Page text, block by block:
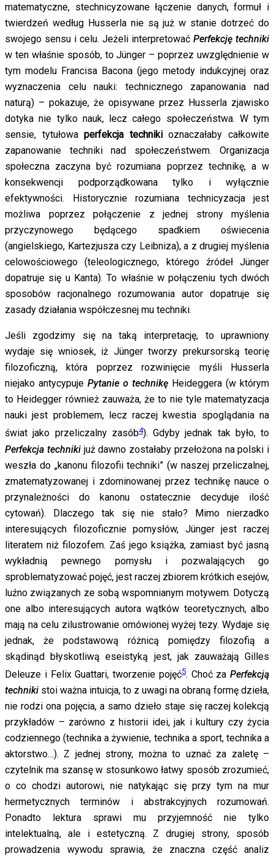
matematyczne, stechnicyzowane łączenie danych, formuł i
twierdzeń według Husserla nie są już w stanie dotrzeć do
swojego sensu i celu. Jeżeli interpretować Perfekcję techniki
w ten właśnie sposób, to Jünger – poprzez uwzględnienie w
tym modelu Francisa Bacona (jego metody indukcyjnej oraz
wyznaczenia celu nauki: technicznego zapanowania nad
naturą) – pokazuje, że opisywane przez Husserla zjawisko
dotyka nie tylko nauk, lecz całego społeczeństwa. W tym
sensie, tytułowaperfekcja technikioznaczałaby całkowite
zapanowanie techniki nad społeczeństwem. Organizacja
społeczna zaczyna być rozumiana poprzez technikę, a w
konsekwencji podporządkowana tylko i wyłącznie
efektywności. Historycznie rozumiana technicyzacja jest
możliwa poprzez połączenie z jednej strony myślenia
przyczynowego będącego spadkiem oświecenia
(angielskiego, Kartezjusza czy Leibniza), a z drugiej myślenia
celowościowego (teleologicznego, którego źródeł Jünger
dopatruje się u Kanta). To właśnie w połączeniu tych dwóch
sposobów racjonalnego rozumowania autor dopatruje się
zasady działania współczesnej mu techniki.
Jeśli zgodzimy się na taką interpretację, to uprawniony
wydaje się wniosek, iż Jünger tworzy prekursorską teorię
filozoficzną, która poprzez rozwinięcie myśli Husserla
niejako antycypuje Pytanie o technikę Heideggera (w którym
to Heidegger również zauważa, że to nie tyle matematyzacja
nauki jest problemem, lecz raczej kwestia spoglądania na
świat jako przeliczalny zasób4). Gdyby jednak tak było, to
Perfekcja technikijuż dawno zostałaby przełożona na polski i
weszła do „kanonu filozofii techniki” (w naszej przeliczalnej,
zmatematyzowanej i zdominowanej przez technikę nauce o
przynależności do kanonu ostatecznie decyduje ilość
cytowań). Dlaczego tak się nie stało? Mimo nierzadko
interesujących filozoficznie pomysłów, Jünger jest raczej
literatem niż filozofem. Zaś jego książka, zamiast być jasną
wykładnią pewnego pomysłu i pozwalających go
sproblematyzować pojęć, jest raczej zbiorem krótkich esejów,
luźno związanych ze sobą wspomnianym motywem. Dotyczą
one albo interesujących autora wątków teoretycznych, albo
mają na celu zilustrowanie omówionej wyżej tezy. Wydaje się
jednak, że podstawową różnicą pomiędzy filozofią a
skądinąd błyskotliwą eseistyką jest, jak zauważają Gilles
Deleuze i Felix Guattari, tworzenie pojęć5. Choć za Perfekcją
techniki stoi ważna intuicja, to z uwagi na obraną formę dzieła,
nie rodzi ona pojęcia, a samo dzieło staje się raczej kolekcją
przykładów – zarówno z historii idei, jak i kultury czy życia
codziennego (technika a żywienie, technika a sport, technika a
aktorstwo…). Z jednej strony, można to uznać za zaletę –
czytelnik ma szansę w stosunkowo łatwy sposób zrozumieć,
o co chodzi autorowi, nie natykając się przy tym na mur
hermetycznych terminów i abstrakcyjnych rozumowań.
Ponadto lektura sprawi mu przyjemność nie tylko
intelektualną, ale i estetyczną. Z drugiej strony, sposób
prowadzenia wywodu sprawia, że znaczna część analiz